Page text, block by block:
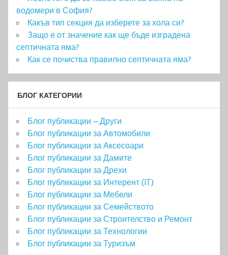
водомери в София?
Какъв тип секция да изберете за хола си?
Защо е от значение как ще бъде изградена
септичната яма?
Как се почиства правилно септичната яма?
БЛОГ КАТЕГОРИИ
Блог публикации – Други
Блог публикации за Автомобили
Блог публикации за Аксесоари
Блог публикации за Дамите
Блог публикации за Дрехи
Блог публикации за Интерент (IT)
Блог публикации за Мебели
Блог публикации за Семейството
Блог публикации за Строителство и Ремонт
Блог публикации за Технологии
Блог публикации за Туризъм